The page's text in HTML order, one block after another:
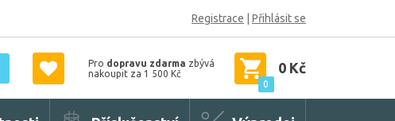
Registrace Přihlásit se
Pro dopravu zdarma zbývá
nakoupit za 1 500 Kč
0
0 Kč